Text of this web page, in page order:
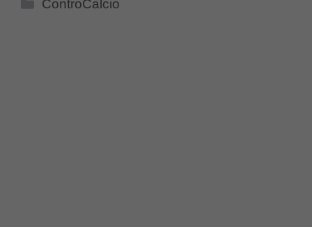
ControCalcio